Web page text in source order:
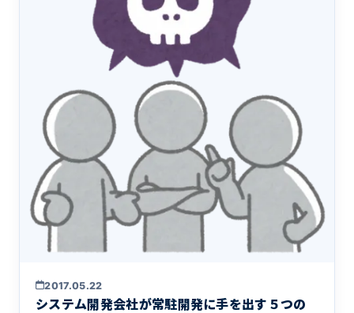
2017.05.22
システム開発会社が常駐開発に手を出す５つの